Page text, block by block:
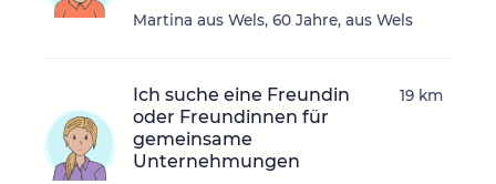
Martina aus Wels, 60 Jahre, aus Wels
Ich suche eine Freundin
oder Freundinnen für
gemeinsame
Unternehmungen
19 km